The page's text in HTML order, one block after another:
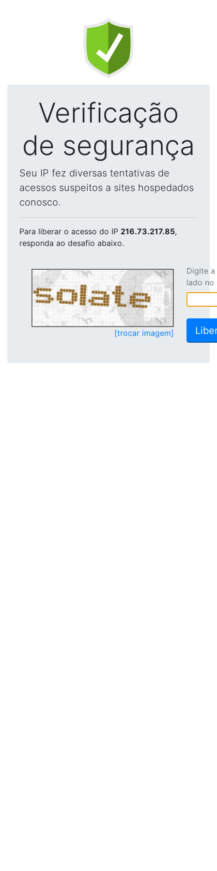
Verificação
de segurança
Seu IP fez diversas tentativas de
acessos suspeitos a sites hospedados
conosco.
Para liberar o acesso do IP 216.73.217.85,
responda ao desafio abaixo.
[trocar imagem]
Digite
lado no